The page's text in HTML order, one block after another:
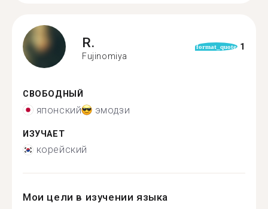
R.
Fujinomiya
format_quote 1
СВОБОДНЫЙ
японский эмодзи
ИЗУЧАЕТ
корейский
Мои цели в изучении языка